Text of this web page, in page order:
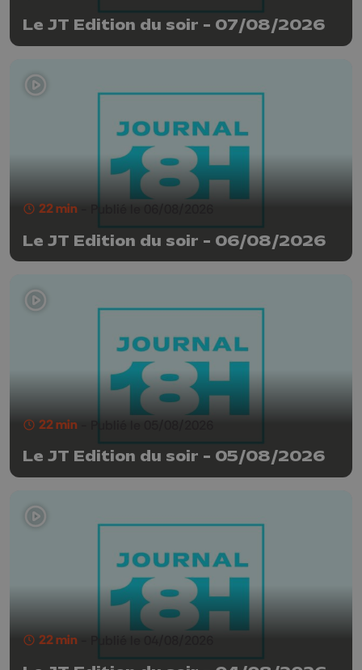
Le JT Edition du soir - 07/08/2026
22 min
Le JT Edition du soir - 06/08/2026
22 min
Le JT Edition du soir - 05/08/2026
22 min